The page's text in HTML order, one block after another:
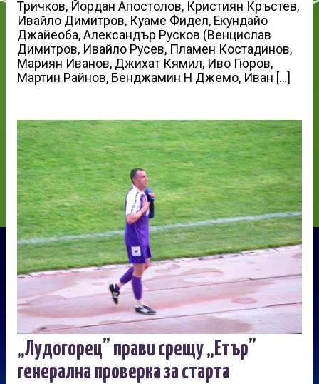
Тричков, Йордан Апостолов, Кристиян Кръстев,
Ивайло Димитров, Куаме Фидел, Екундайо
Джайеоба, Александър Русков (Венцислав
Димитров, Ивайло Русев, Пламен Костадинов,
Мариян Иванов, Джихат Кямил, Иво Гюров,
Мартин Райнов, Бенджамин Н Джемо, Иван […]
„Лудогорец” прави срещу „Етър”
генерална проверка за старта